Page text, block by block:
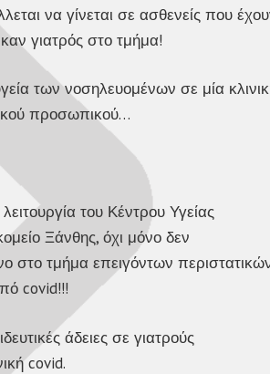
να γίνεται σε ασθενείς που
γιατρός στο τμήμα!
των νοσηλευομένων σε μία
προσωπικού…
του Κέντρου Υγείας
Ξάνθης, όχι μόνο δεν
στο τμήμα επειγόντων
covid!!!
άδειες σε γιατρούς
covid.